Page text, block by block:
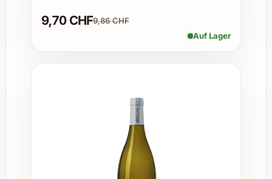
asiatischen Gerichten oder frischen Salaten.
Auch als Aperitif entfaltet er seine volle
Sommertage, wenn er gut gekühlt serviert
FAQ – Wissenswertes zum Dr. Bürklin Wolf
Riesling Trocken 2024
9,70 CHF9,86 CHF
Auf Lager